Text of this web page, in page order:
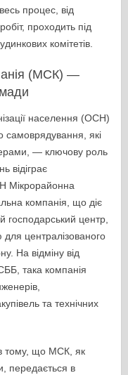
процес, від
проходить під
комітетів.
(МСК) —
населення (ОСН)
самоврядування, які
— ключову роль
відіграє
Мікрорайонна
компанія, що діє
господарський центр,
централізованого
На відміну від
така компанія
та технічних
в тому, що МСК, як
передається в